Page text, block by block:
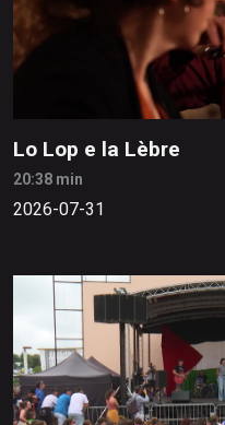
Lo Lop e la Lèbre
20:38 min
2026-07-31